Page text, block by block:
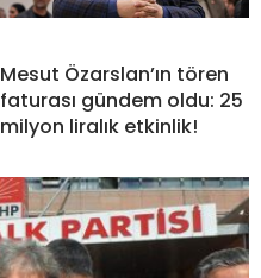
Mesut Özarslan’ın tören
faturası gündem oldu: 25
milyon liralık etkinlik!